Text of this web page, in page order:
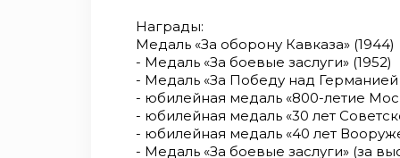
Награды:
Медаль «За оборону Кавказа» (1944)
- Медаль «За боевые заслуги» (1952)
- Медаль «За Победу над Германией
- юбилейная медаль «800-летие
- юбилейная медаль «30 лет
- юбилейная медаль «40 лет
- Медаль «За боевые заслуги» (за